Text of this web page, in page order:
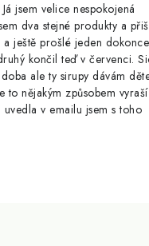
jsem velice nespokojená
dva stejné produkty a
ještě prošlé jeden dokonce
končil teď v červenci.
ale ty sirupy dávám
to nějakým způsobem vyraší
uvedla v emailu jsem s toho